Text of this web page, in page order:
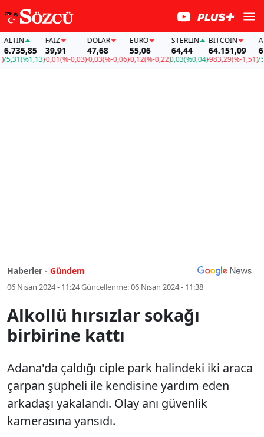
(%1,13)
FAİZ
39,91
-0,01(%-0,03)
DOLAR
47,68
-0,03(%-0,06)
EURO
55,06
-0,12(%-0,22)
STERLIN
64,44
0,03(%0,04)
BITCOIN
64.151,09
-983,29(%-1,51)75,31
Haberler - Gündem
06 Nisan 2024 - 11:24Güncellenme:06 Nisan 2024 - 11:38
Alkollü hırsızlar sokağı
birbirine kattı
Adana'da çaldığı ciple park halindeki iki araca
çarpan şüpheli ile kendisine yardım eden
arkadaşı yakalandı. Olay anı güvenlik
kamerasına yansıdı.